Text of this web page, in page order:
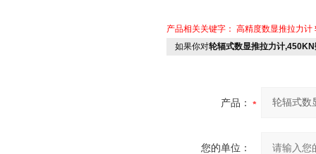
产品相关关键字： 高精度数显推拉力计
如果你对轮辐式数显推拉力计
产品：
您的单位：